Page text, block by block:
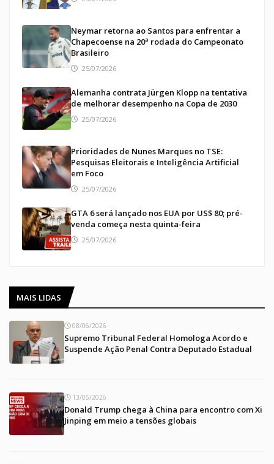
Neymar retorna ao Santos para enfrentar a
Chapecoense na 20ª rodada do Campeonato
Brasileiro
25/07/2026
Alemanha contrata Jürgen Klopp na tentativa
de melhorar desempenho na Copa de 2030
25/07/2026
Prioridades de Nunes Marques no TSE:
Pesquisas Eleitorais e Inteligência Artificial
em Foco
25/07/2026
GTA 6 será lançado nos EUA por US$ 80; pré-
venda começa nesta quinta-feira
25/07/2026
MAIS LIDAS
08/06/2026
Supremo Tribunal Federal Homologa Acordo e
Suspende Ação Penal Contra Deputado Estadual
13/05/2026
Donald Trump chega à China para encontro com Xi
Jinping em meio a tensões globais